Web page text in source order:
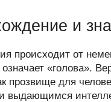
и
происходит от
«голова».
прозвище для
выдающимся